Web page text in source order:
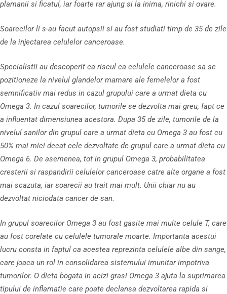
plamanii si ficatul, iar foarte rar ajung si la inima, rinichi si ovare.
Soarecilor li s-au facut autopsii si au fost studiati timp de 35 de zile
de la injectarea celulelor canceroase.
Specialistii au descoperit ca riscul ca celulele canceroase sa se
pozitioneze la nivelul glandelor mamare ale femelelor a fost
semnificativ mai redus in cazul grupului care a urmat dieta cu
Omega 3. In cazul soarecilor, tumorile se dezvolta mai greu, fapt ce
a influentat dimensiunea acestora. Dupa 35 de zile, tumorile de la
nivelul sanilor din grupul care a urmat dieta cu Omega 3 au fost cu
50% mai mici decat cele dezvoltate de grupul care a urmat dieta cu
Omega 6. De asemenea, tot in grupul Omega 3, probabilitatea
cresterii si raspandirii celulelor canceroase catre alte organe a fost
mai scazuta, iar soarecii au trait mai mult. Unii chiar nu au
dezvoltat niciodata cancer de san.
In grupul soarecilor Omega 3 au fost gasite mai multe celule T, care
au fost corelate cu celulele tumorale moarte. Importanta acestui
lucru consta in faptul ca acestea reprezinta celulele albe din sange,
care joaca un rol in consolidarea sistemului imunitar impotriva
tumorilor. O dieta bogata in acizi grasi Omega 3 ajuta la suprimarea
tipului de inflamatie care poate declansa dezvoltarea rapida si